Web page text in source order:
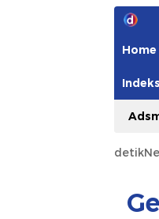
Home
Indeks